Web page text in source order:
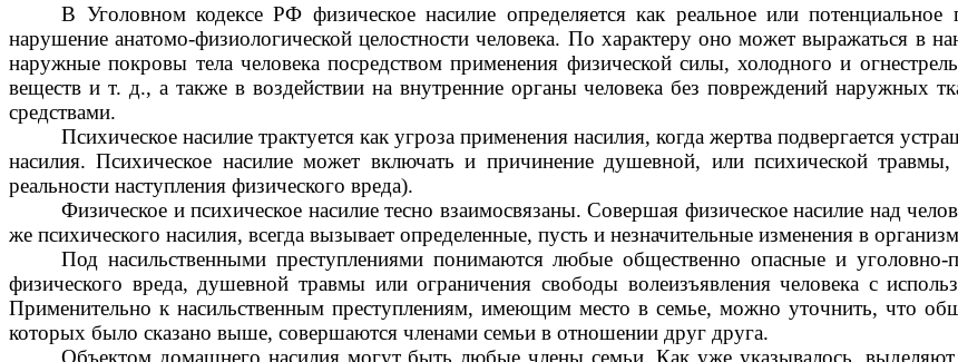
В Уголовном кодексе РФ физическое насилие определяется как реальное или
нарушение анатомо-физиологической целостности человека. По характеру оно может выражаться в
наружные покровы тела человека посредством применения физической силы, холодного и
веществ и т. д., а также в воздействии на внутренние органы человека без повреждений наружных
средствами.
Психическое насилие трактуется как угроза применения насилия, когда жертва подвергается
насилия. Психическое насилие может включать и причинение душевной, или психической
реальности наступления физического вреда).
Физическое и психическое насилие тесно взаимосвязаны. Совершая физическое насилие над
же психического насилия, всегда вызывает определенные, пусть и незначительные изменения в
Под насильственными преступлениями понимаются любые общественно опасные и
физического вреда, душевной травмы или ограничения свободы волеизъявления человека с
Применительно к насильственным преступлениям, имеющим место в семье, можно уточнить, что
которых было сказано выше, совершаются членами семьи в отношении друг друга.
Объектом домашнего насилия могут быть любые члены семьи. Как уже указывалось, выделяют